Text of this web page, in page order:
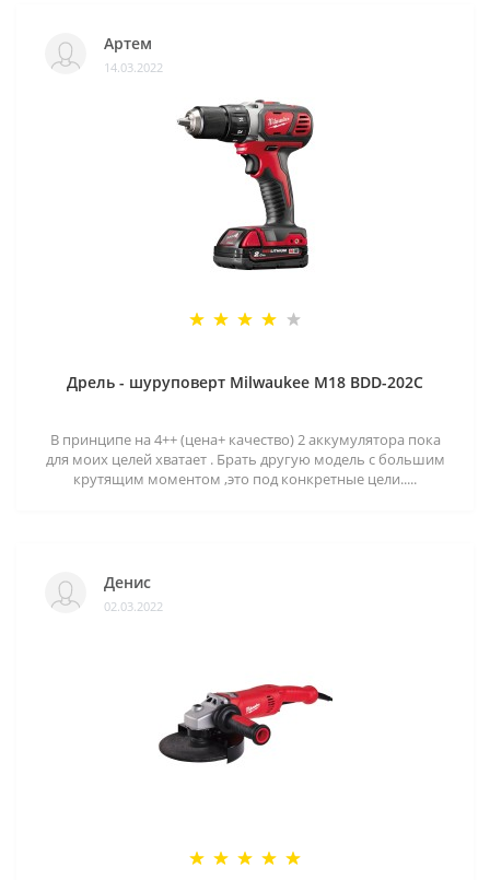
Артем
14.03.2022
Дрель - шуруповерт Milwaukee M18 BDD-202C
В принципе на 4++ (цена+ качество) 2 аккумулятора пока
для моих целей хватает . Брать другую модель с большим
крутящим моментом ,это под конкретные цели.....
Денис
02.03.2022